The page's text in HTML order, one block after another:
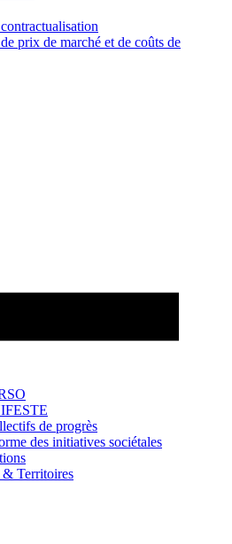
prix de marché et de coûts de
de progrès
des initiatives sociétales
Territoires